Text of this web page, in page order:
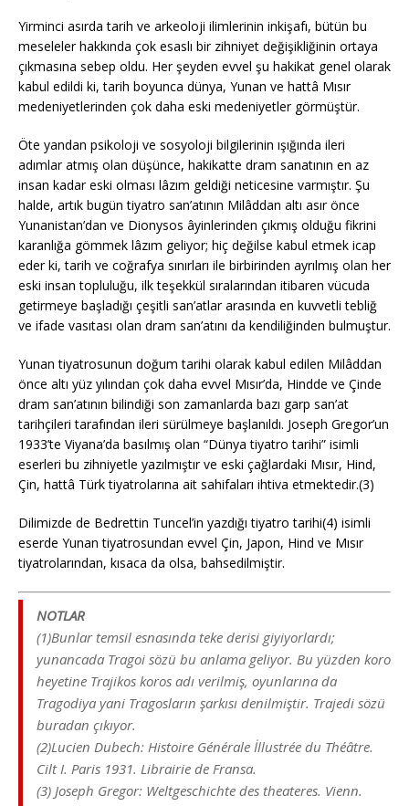
Yirminci asırda tarih ve arkeoloji ilimlerinin inkişafı, bütün bu
meseleler hakkında çok esaslı bir zihniyet değişikliğinin ortaya
çıkmasına sebep oldu. Her şeyden evvel şu hakikat genel olarak
kabul edildi ki, tarih boyunca dünya, Yunan ve hattâ Mısır
medeniyetlerinden çok daha eski medeniyetler görmüştür.
Öte yandan psikoloji ve sosyoloji bilgilerinin ışığında ileri
adımlar atmış olan düşünce, hakikatte dram sanatının en az
insan kadar eski olması lâzım geldiği neticesine varmıştır. Şu
halde, artık bugün tiyatro san’atının Milâddan altı asır önce
Yunanistan’dan ve Dionysos âyinlerinden çıkmış olduğu fikrini
karanlığa gömmek lâzım geliyor; hiç değilse kabul etmek icap
eder ki, tarih ve coğrafya sınırları ile birbirinden ayrılmış olan her
eski insan topluluğu, ilk teşekkül sıralarından itibaren vücuda
getirmeye başladığı çeşitli san’atlar arasında en kuvvetli tebliğ
ve ifade vasıtası olan dram san’atını da kendiliğinden bulmuştur.
Yunan tiyatrosunun doğum tarihi olarak kabul edilen Milâddan
önce altı yüz yılından çok daha evvel Mısır’da, Hindde ve Çinde
dram san’atının bilindiği son zamanlarda bazı garp san’at
tarihçileri tarafından ileri sürülmeye başlanıldı. Joseph Gregor’un
1933’te Viyana’da basılmış olan “Dünya tiyatro tarihi” isimli
eserleri bu zihniyetle yazılmıştır ve eski çağlardaki Mısır, Hind,
Çin, hattâ Türk tiyatrolarına ait sahifaları ihtiva etmektedir.(3)
Dilimizde de Bedrettin Tuncel’in yazdığı tiyatro tarihi(4) isimli
eserde Yunan tiyatrosundan evvel Çin, Japon, Hind ve Mısır
tiyatrolarından, kısaca da olsa, bahsedilmiştir.
NOTLAR
(1)Bunlar temsil esnasında teke derisi giyiyorlardı;
yunancada Tragoi sözü bu anlama geliyor. Bu yüzden koro
heyetine Trajikos koros adı verilmiş, oyunlarına da
Tragodiya yani Tragosların şarkısı denilmiştir. Trajedi sözü
buradan çıkıyor.
(2)Lucien Dubech: Histoire Générale İllustrée du Théâtre.
Cilt I. Paris 1931. Librairie de Fransa.
(3) Joseph Gregor: Weltgeschichte des theateres. Vienn.